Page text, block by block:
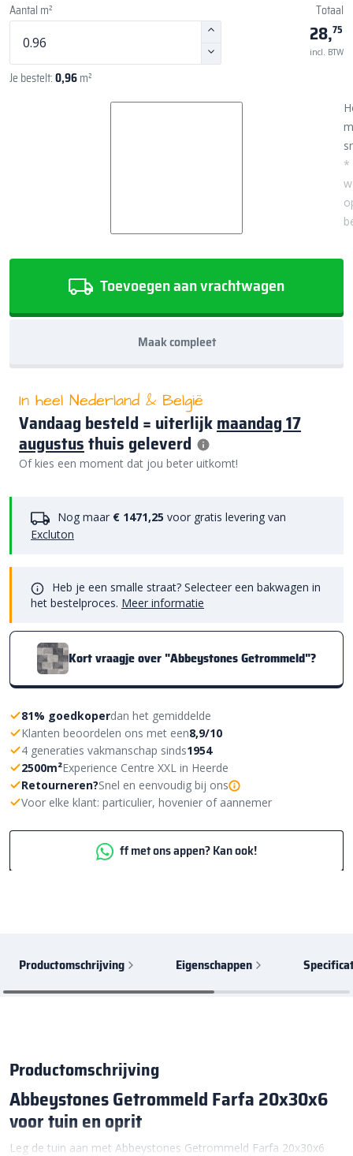
Aantal m²
Je bestelt:0,96m²
Totaal
28,75
incl. BTW
*
Toevoegen aan vrachtwagen
Maak compleet
In heel Nederland & België
Vandaag besteld = uiterlijkmaandag 17
augustusthuis geleverd
Of kies een moment dat jou beter uitkomt!
Nog maar € 1471,25 voor gratis levering van
Excluton
Heb je een smalle straat? Selecteer een bakwagen in
het bestelproces. Meer informatie
Kort vraagje over "Abbeystones Getrommeld"?
81% goedkoperdan het gemiddelde
Klanten beoordelen ons met een8,9/10
4 generaties vakmanschap sinds1954
2500m²Experience Centre XXL in Heerde
Retourneren?Snel en eenvoudig bij ons
Voor elke klant: particulier, hovenier of aannemer
ff met ons appen? Kan ook!
Productomschrijving Eigenschappen
Productomschrijving
Abbeystones Getrommeld Farfa 20x30x6
voor tuin en oprit
Leg de tuin aan met Abbeystones Getrommeld Farfa 20x30x6